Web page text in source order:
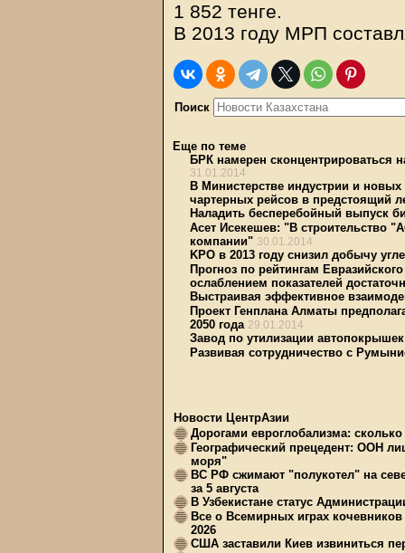
1 852 тенге.
В 2013 году МРП
Поиск
Еще по теме
БРК намерен сконцентрироваться
31.01.2014
В Министерстве индустрии и
чартерных рейсов в предстоящий
Наладить бесперебойный выпуск
Асет Исекешев: "В строительство
компании" 30.01.2014
KPO в 2013 году снизил добычу
Прогноз по рейтингам
ослаблением показателей
Выстраивая эффективное
Проект Генплана Алматы
2050 года 29.01.2014
Завод по утилизации
Развивая сотрудничество с
Новости ЦентрАзии
Дорогами евроглобализма:
Географический прецедент: ООН
моря"
ВС РФ сжимают "полукотел" на
за 5 августа
В Узбекистане статус
Все о Всемирных играх
2026
США заставили Киев извиниться